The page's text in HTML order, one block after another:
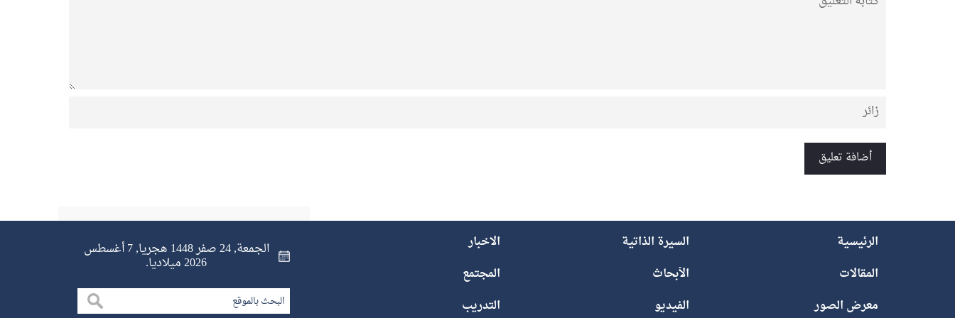
الرئيسية السيرة الذاتية
الاخبار
المقالات
الأبحاث
المجتمع
معرض الصور
الفيديو التدريب
الجمعة, 24 صفر 1448 هجريا, 7 أغسطس
2026 ميلاديا.